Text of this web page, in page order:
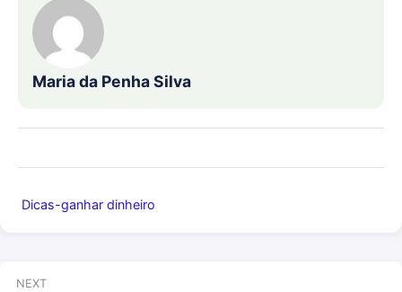
Maria da Penha Silva
Dicas-ganhar dinheiro
NEXT